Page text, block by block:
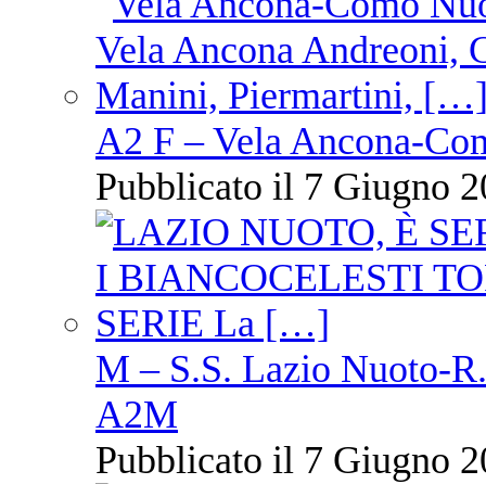
A2 F – Vela Ancona-
Pubblicato il 7 Giugno
M – S.S. Lazio Nuoto-
A2M
Pubblicato il 7 Giugno